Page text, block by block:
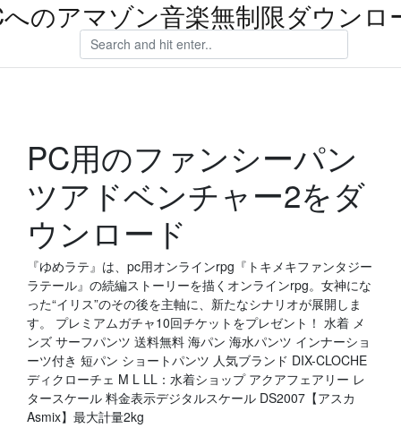
のアマゾン音楽無制限ダウンロ
PC用のファンシーパン
ツアドベンチャー2をダ
ウンロード
『ゆめラテ』は、pc用オンラインrpg『トキメキファンタジー
ラテール』の続編ストーリーを描くオンラインrpg。女神にな
った“イリス”のその後を主軸に、新たなシナリオが展開しま
す。 プレミアムガチャ10回チケットをプレゼント！ 水着 メ
ンズ サーフパンツ 送料無料 海パン 海水パンツ インナーショ
ーツ付き 短パン ショートパンツ 人気ブランド DIX-CLOCHE
ディクローチェ M L LL：水着ショップ アクアフェアリー レ
タースケール 料金表示デジタルスケール DS2007【アスカ
Asmix】最大計量2kg